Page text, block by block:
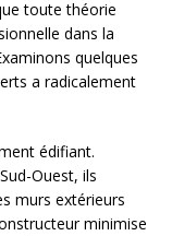
toute théorie
dans la
quelques
a radicalement
édifiant.
Ouest, ils
murs extérieurs
minimise